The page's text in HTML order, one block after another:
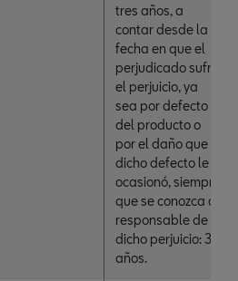
tres años, a
contar desde la
fecha en que el
perjudicado sufrió
el perjuicio, ya
sea por defecto
del producto o
por el daño que
dicho defecto le
ocasionó, siempre
que se conozca al
responsable de
dicho perjuicio: 3
años.